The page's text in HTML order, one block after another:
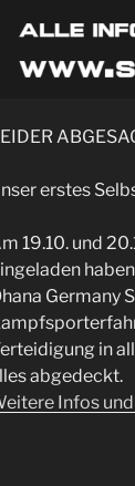
erstes
19.10. und
Germany
in
abgedeckt.
Infos